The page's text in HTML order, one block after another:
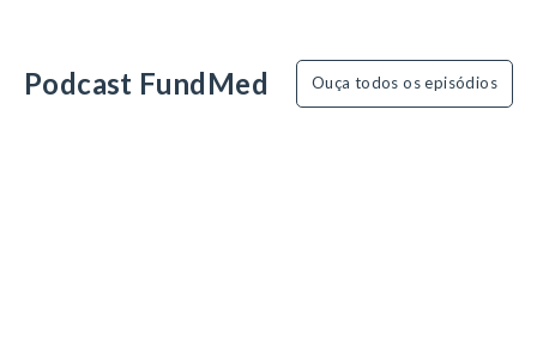
Podcast FundMed Ouça todos os episódios